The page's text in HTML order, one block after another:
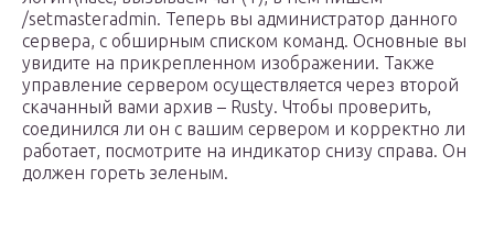
/setmasteradmin. Теперь вы администратор данного
сервера, с обширным списком команд. Основные вы
увидите на прикрепленном изображении. Также
управление сервером осуществляется через второй
скачанный вами архив – Rusty. Чтобы проверить,
соединился ли он с вашим сервером и корректно ли
работает, посмотрите на индикатор снизу справа. Он
должен гореть зеленым.